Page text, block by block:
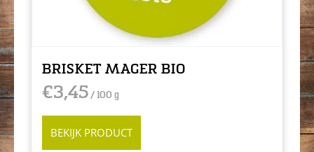
BRISKET MAGER BIO
€3,45/ 100 g
BEKIJK PRODUCT